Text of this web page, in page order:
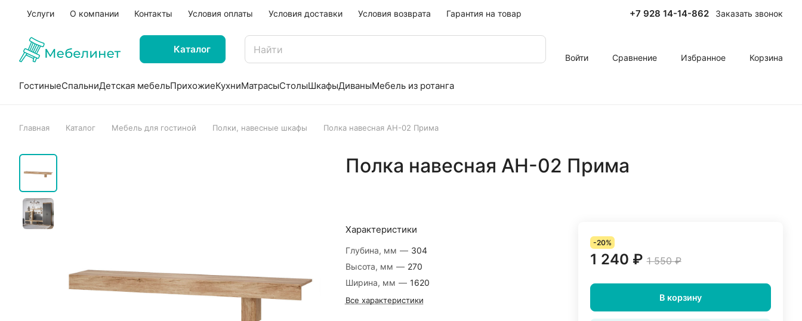
Услуги О компании Контакты Условия оплаты Условия доставки Условия возврата Гарантия на товар +7 928 14-14-862 Заказать звонок
Каталог
Войти Сравнение Избранное Корзина
ГостиныеСпальниДетская мебельПрихожиеКухниМатрасыСтолыШкафыДиваныМебель из ротанга
Главная Каталог Мебель для гостиной Полки, навесные шкафы Полка навесная АН-02 Прима
Полка навесная АН-02 Прима
Характеристики
Глубина, мм — 304
Высота, мм — 270
Ширина, мм — 1620
Все характеристики
-20%
1 240 ₽ 1 550 ₽
В корзину